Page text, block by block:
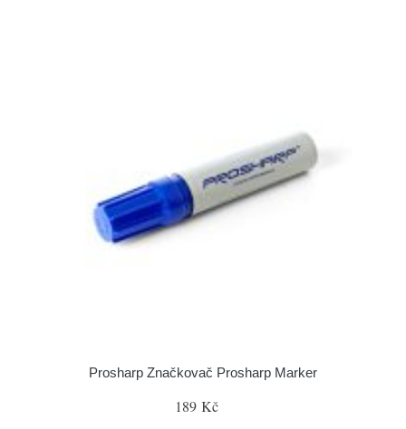
Prosharp Značkovač Prosharp Marker
189 Kč